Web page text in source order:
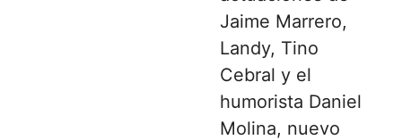
Jaime Marrero,
Landy, Tino
Cebral y el
humorista Daniel
Molina, nuevo